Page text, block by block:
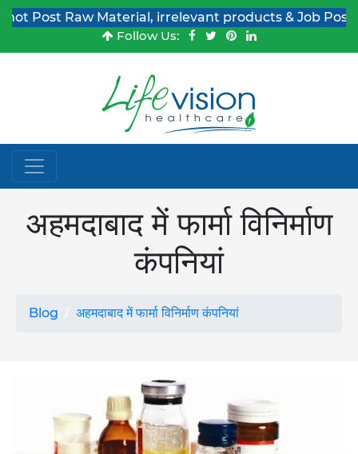
Raw Material, irrelevant products & Job Post
Follow Us:
अहमदाबाद में फार्मा विनिर्माण
कंपनियां
Blog अहमदाबाद में फार्मा विनिर्माण कंपनियां